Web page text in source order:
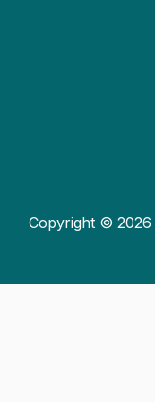
Copyright © 2026